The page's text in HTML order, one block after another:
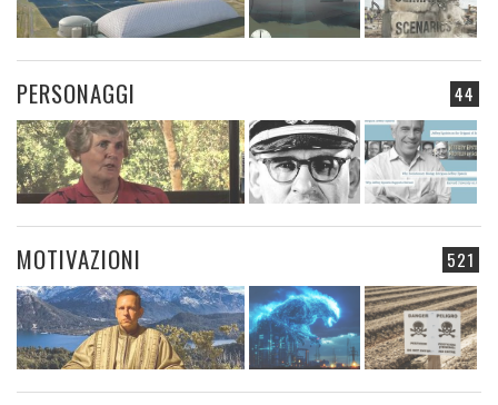
44
PERSONAGGI
521
MOTIVAZIONI